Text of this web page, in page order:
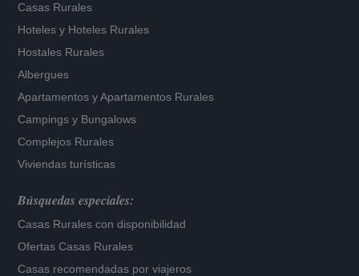
Casas Rurales
Hoteles y Hoteles Rurales
Hostales Rurales
Albergues
Apartamentos yApartamentos Rurales
Campings y Bungalows
Complejos Rurales
Viviendas turísticas
Búsquedas especiales:
Casas Rurales con disponibilidad
Ofertas Casas Rurales
Casas recomendadas por viajeros